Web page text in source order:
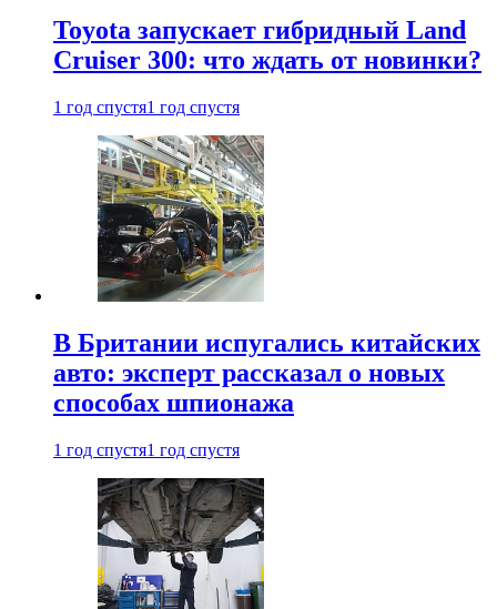
Toyota запускает гибридный Land
Cruiser 300: что ждать от новинки?
1 год спустя1 год спустя
В Британии испугались китайских
авто: эксперт рассказал о новых
способах шпионажа
1 год спустя1 год спустя